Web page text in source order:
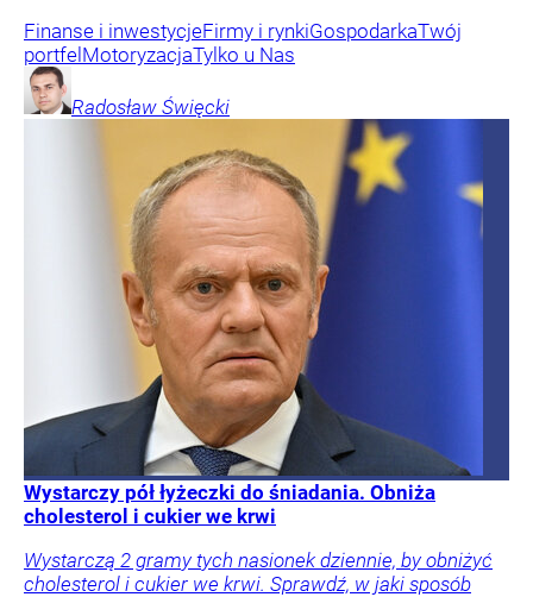
Finanse i inwestycjeFirmy i rynkiGospodarkaTwój
portfelMotoryzacjaTylko u Nas
Radosław Święcki
Wystarczy pół łyżeczki do śniadania. Obniża
cholesterol i cukier we krwi
Wystarczą 2 gramy tych nasionek dziennie, by obniżyć
cholesterol i cukier we krwi. Sprawdź, w jaki sposób